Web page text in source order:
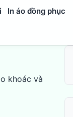
In áo đồng phục
khoác và